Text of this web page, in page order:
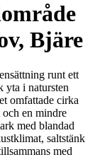
Bjäre
runt ett
yta i natursten
omfattade cirka
och en mindre
med blandad
saltstänk
med